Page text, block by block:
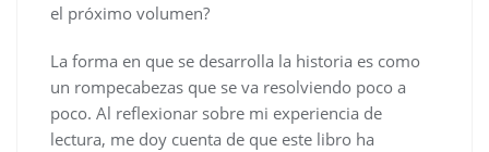
el próximo volumen?
La forma en que se desarrolla la historia es como
un rompecabezas que se va resolviendo poco a
poco. Al reflexionar sobre mi experiencia de
lectura, me doy cuenta de que este libro ha